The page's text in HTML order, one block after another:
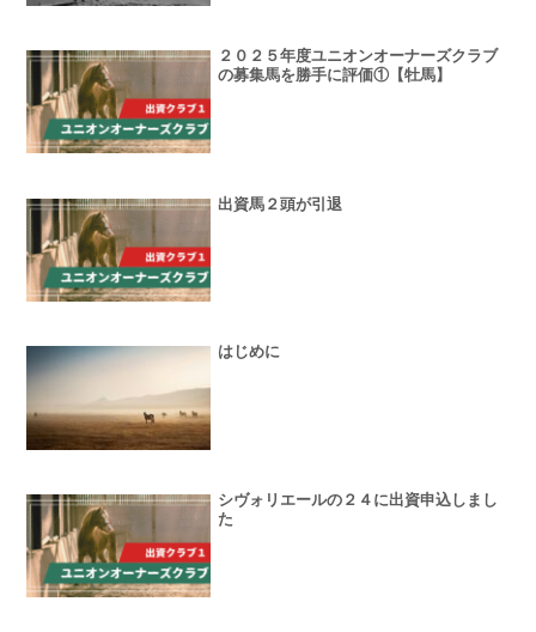
２０２５年度ユニオンオーナーズクラブ
の募集馬を勝手に評価①【牡馬】
出資馬２頭が引退
はじめに
シヴォリエールの２４に出資申込しまし
た